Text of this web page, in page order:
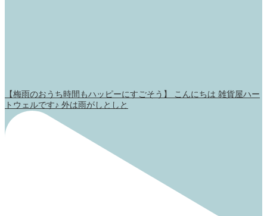
【梅雨のおうち時間もハッピーにすごそう】 こんにちは 雑貨屋ハー
トウェルです♪ 外は雨がしとしと